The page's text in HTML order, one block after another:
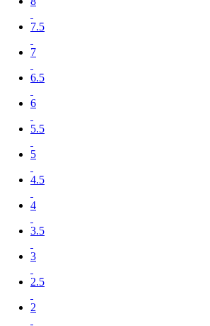
7.5
7
6.5
6
5.5
5
4.5
4
3.5
3
2.5
2